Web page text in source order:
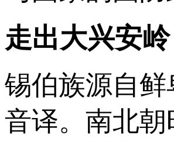
走出大兴安
锡伯族源自鲜
音译。南北